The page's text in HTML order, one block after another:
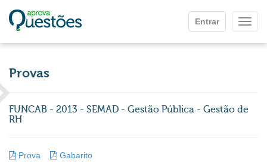
Entrar
Provas
FUNCAB - 2013 - SEMAD - Gestão Pública - Gestão de
RH
Prova Gabarito